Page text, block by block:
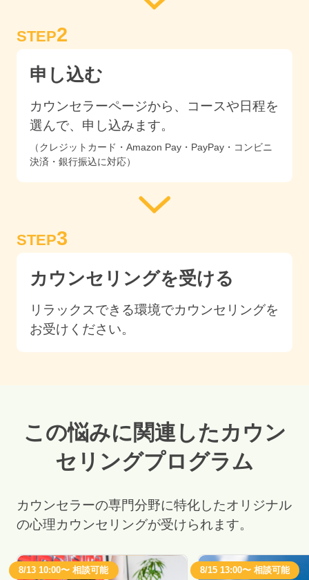
STEP2
申し込む
カウンセラーページから、コースや日程を
選んで、申し込みます。
（クレジットカード・Amazon Pay・PayPay・コンビニ
決済・銀行振込に対応）
STEP3
カウンセリングを受ける
リラックスできる環境でカウンセリングを
お受けください。
この悩みに関連したカウン
セリングプログラム
カウンセラーの専門分野に特化したオリジナル
の心理カウンセリングが受けられます。
8/13 10:00〜 相談可能 8/15 13:00〜 相談可能